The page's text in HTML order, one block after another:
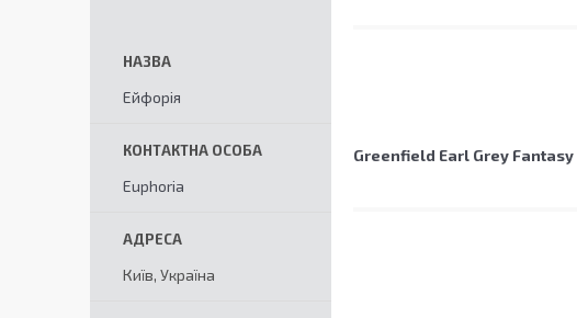
Greenfield Earl Grey Fantasy
Ейфорія
Euphoria
Київ, Україна